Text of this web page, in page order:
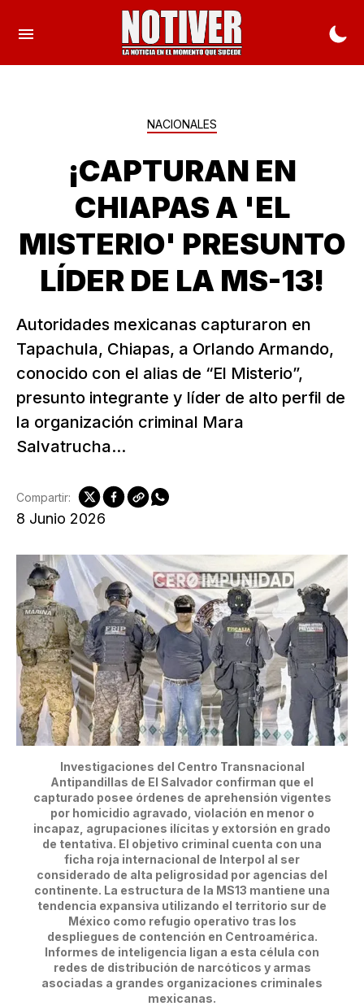
NACIONALES
¡CAPTURAN EN
CHIAPAS A 'EL
MISTERIO' PRESUNTO
LÍDER DE LA MS-13!
Autoridades mexicanas capturaron en
Tapachula, Chiapas, a Orlando Armando,
conocido con el alias de “El Misterio”,
presunto integrante y líder de alto perfil de
la organización criminal Mara
Salvatrucha...
8 Junio 2026
Compartir:
Investigaciones del Centro Transnacional
Antipandillas de El Salvador confirman que el
capturado posee órdenes de aprehensión vigentes
por homicidio agravado, violación en menor o
incapaz, agrupaciones ilícitas y extorsión en grado
de tentativa. El objetivo criminal cuenta con una
ficha roja internacional de Interpol al ser
considerado de alta peligrosidad por agencias del
continente. La estructura de la MS13 mantiene una
tendencia expansiva utilizando el territorio sur de
México como refugio operativo tras los
despliegues de contención en Centroamérica.
Informes de inteligencia ligan a esta célula con
redes de distribución de narcóticos y armas
asociadas a grandes organizaciones criminales
mexicanas.